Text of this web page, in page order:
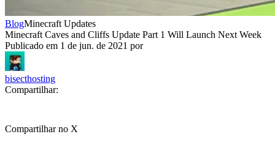
BlogMinecraft Updates
Minecraft Caves and Cliffs Update Part 1 Will Launch Next Week
Publicado em 1 de jun. de 2021 por
bisecthosting
Compartilhar:
Compartilhar no X